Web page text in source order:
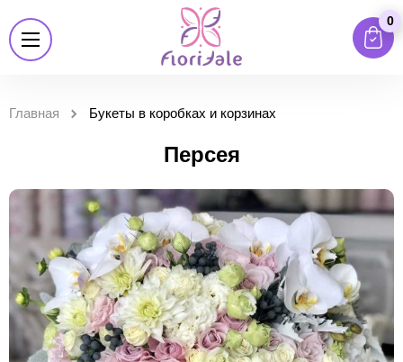
0
Главная Букеты в коробках и корзинах
Персея